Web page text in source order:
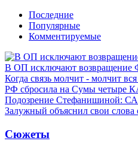
Последние
Популярные
Комментируемые
В ОП исключают возвращение
Когда связь молчит - молчит
РФ сбросила на Сумы четыре
Подозрение Стефанишиной:
Залужный объяснил свои
Сюжеты